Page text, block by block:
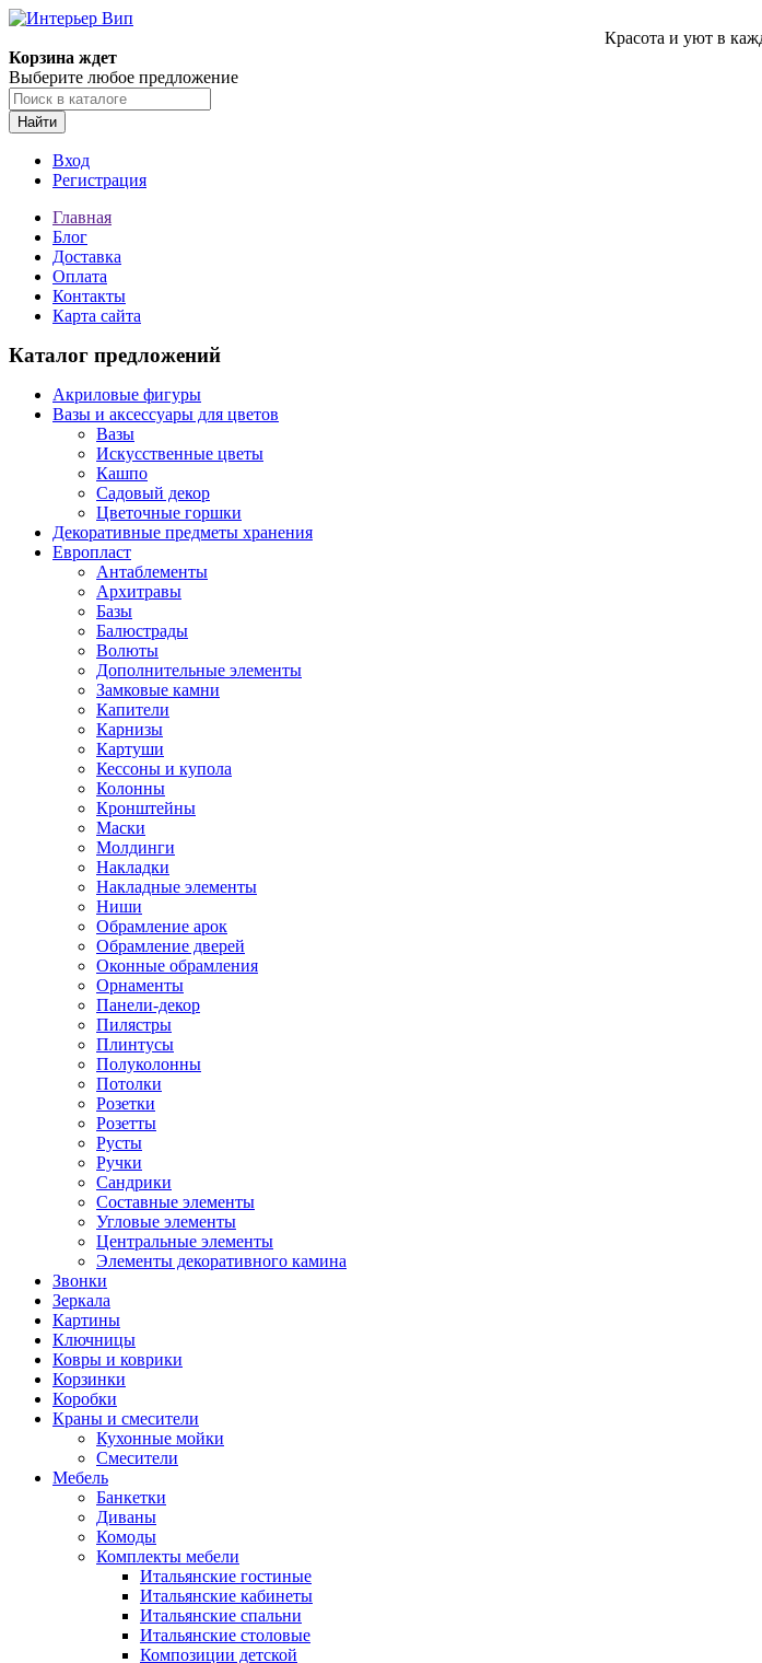
Красота и уют в
Корзина ждет
Выберите любое предложение
Найти
Вход
Регистрация
Главная
Блог
Доставка
Оплата
Контакты
Карта сайта
Каталог предложений
Акриловые фигуры
Вазы и аксессуары для цветов
Вазы
Искусственные цветы
Кашпо
Садовый декор
Цветочные горшки
Декоративные предметы хранения
Европласт
Антаблементы
Архитравы
Базы
Балюстрады
Волюты
Дополнительные элементы
Замковые камни
Капители
Карнизы
Картуши
Кессоны и купола
Колонны
Кронштейны
Маски
Молдинги
Накладки
Накладные элементы
Ниши
Обрамление арок
Обрамление дверей
Оконные обрамления
Орнаменты
Панели-декор
Пилястры
Плинтусы
Полуколонны
Потолки
Розетки
Розетты
Русты
Ручки
Сандрики
Составные элементы
Угловые элементы
Центральные элементы
Элементы декоративного камина
Звонки
Зеркала
Картины
Ключницы
Ковры и коврики
Корзинки
Коробки
Краны и смесители
Кухонные мойки
Смесители
Мебель
Банкетки
Диваны
Комоды
Комплекты мебели
Итальянские гостиные
Итальянские кабинеты
Итальянские спальни
Итальянские столовые
Композиции детской